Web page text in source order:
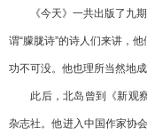
《今天》一共出版了九期
谓“朦胧诗”的诗人们来讲，
功不可没。他也理所当然地成
此后，北岛曾到《新观察
杂志社。他进入中国作家协